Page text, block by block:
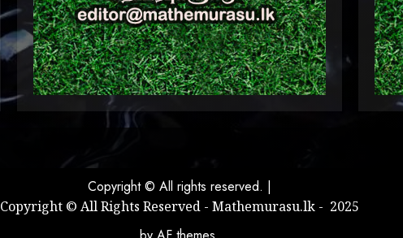
Copyright © All rights reserved. |
Copyright © All Rights Reserved - Mathemurasu.lk - 2025